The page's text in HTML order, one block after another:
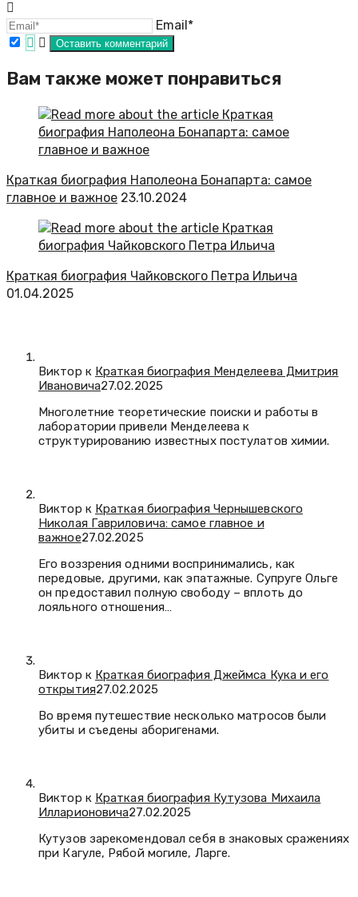
Email*
Вам также может понравиться
Краткая биография Наполеона Бонапарта: самое
главное и важное 23.10.2024
Краткая биография Чайковского Петра Ильича
01.04.2025
Виктор к Краткая биография Менделеева Дмитрия
Ивановича27.02.2025
Многолетние теоретические поиски и работы в
лаборатории привели Менделеева к
структурированию известных постулатов химии.
Виктор к Краткая биография Чернышевского
Николая Гавриловича: самое главное и
важное27.02.2025
Его воззрения одними воспринимались, как
передовые, другими, как эпатажные. Супруге Ольге
он предоставил полную свободу – вплоть до
лояльного отношения…
Виктор к Краткая биография Джеймса Кука и его
открытия27.02.2025
Во время путешествие несколько матросов были
убиты и съедены аборигенами.
Виктор к Краткая биография Кутузова Михаила
Илларионовича27.02.2025
Кутузов зарекомендовал себя в знаковых сражениях
при Кагуле, Рябой могиле, Ларге.